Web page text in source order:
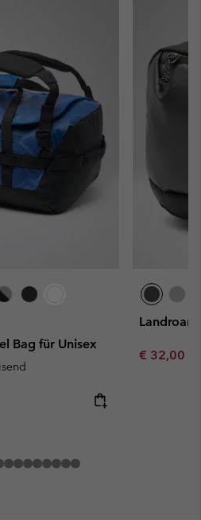
Bag für Unisex
Minimum
€ 32,00